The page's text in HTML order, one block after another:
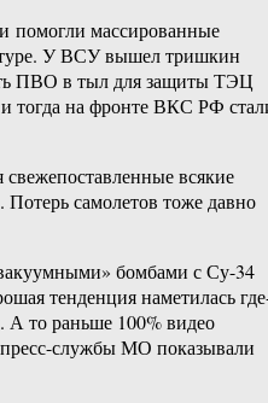
помогли массированные
У ВСУ вышел тришкин
ПВО в тыл для защиты ТЭЦ
тогда на фронте ВКС РФ
всякие
самолетов тоже давно
бомбами с Су-34
тенденция наметилась
А то раньше 100% видео
службы МО показывали